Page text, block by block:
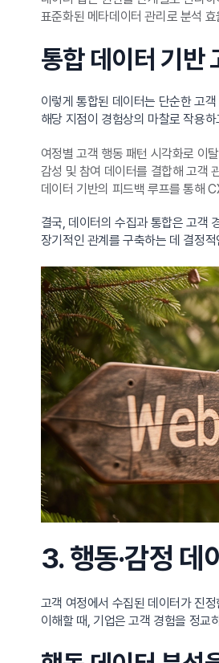
표준화된 메타데이터 관리로 분석
통합 데이터 기반
이렇게 통합된 데이터는 단순한 고
해당 지점이 경험상의 마찰로 작용
여정별 고객 행동 패턴 시각화로 이
감성 및 참여 데이터를 결합해 고객
데이터 기반의 피드백 루프를 통해
결국, 데이터의 수집과 통합은 고객
장기적인 관계를 구축하는 데 결정
3. 행동·감정 데
고객 여정에서 수집된 데이터가 진
이해할 때, 기업은 고객 경험을 정교